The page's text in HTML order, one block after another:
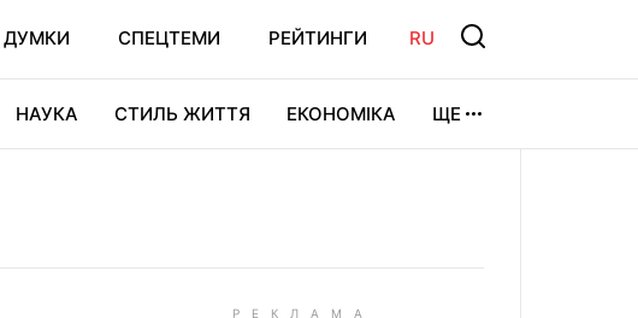
ДУМКИ СПЕЦТЕМИ РЕЙТИНГИ RU
НАУКА СТИЛЬ ЖИТТЯ ЕКОНОМІКА ЩЕ